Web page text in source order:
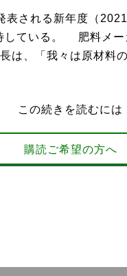
される新年度（
している。 肥料メー
は、「我々は原材料
この続きを読むには
購読ご希望の方へ